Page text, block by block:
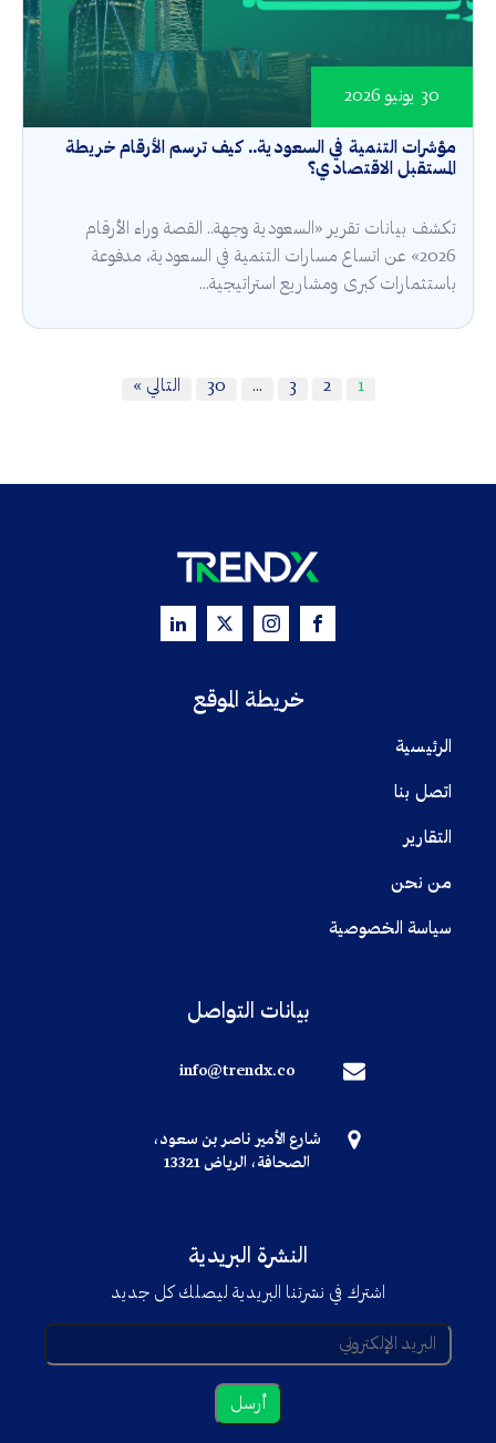
مؤشرات التنمية في السعودية.. كيف ترسم الأرقام خريطة
المستقبل الاقتصادي؟
30 يونيو 2026
تكشف بيانات تقرير «السعودية وجهة.. القصة وراء الأرقام
2026» عن اتساع مسارات التنمية في السعودية، مدفوعة
باستثمارات كبرى ومشاريع استراتيجية...
1
2
3
…
30 التالي »
خريطة الموقع
الرئيسية
اتصل بنا
التقارير
من نحن
سياسة الخصوصية
بيانات التواصل
info@trendx.co
شارع الأمير ناصر بن سعود،
الصحافة، الرياض 13321
النشرة البريدية
اشترك في نشرتنا البريدية ليصلك كل جديد